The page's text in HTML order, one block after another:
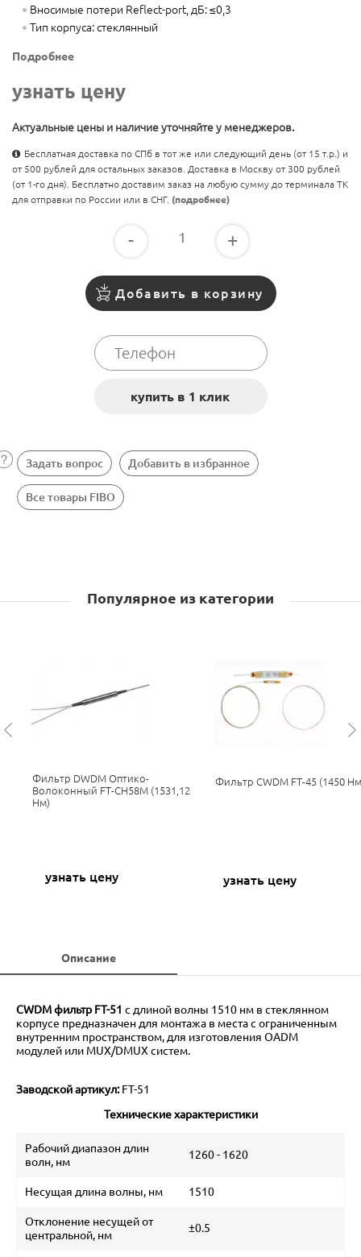
Вносимые потери Reflect-port, дБ: ≤0,3
Тип корпуса: стеклянный
Подробнее
узнать цену
Актуальные цены и наличие уточняйте у менеджеров.
Бесплатная доставка по СПб в тот же или следующий день (от 15 т.р.) и
от 500 рублей для остальных заказов. Доставка в Москву от 300 рублей
(от 1-го дня). Бесплатно доставим заказ на любую сумму до терминала ТК
для отправки по России или в СНГ. (подробнее)
- +
Добавить в корзину
Задать вопрос Добавить в избранное
Все товары FIBO
Популярное из категории
Фильтр DWDM Оптико-
Волоконный FT-CH58M (1531,12
Нм)
узнать цену
Фильтр CWDM FT-45 (1450
узнать цену
Описание
CWDM фильтр FT-51 с длиной волны 1510 нм в стеклянном
корпусе предназначен для монтажа в места с ограниченным
внутренним пространством, для изготовления OADM
модулей или MUX/DMUX систем.
Заводской артикул:FT-51
Технические характеристики
Рабочий диапазон длин
волн, нм
1260 - 1620
Несущая длина волны, нм 1510
Отклонение несущей от
центральной, нм
±0.5